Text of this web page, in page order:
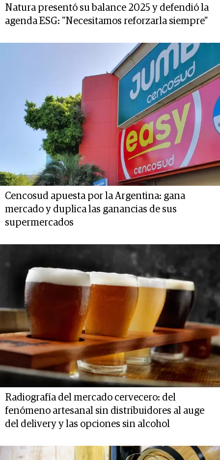
Natura presentó su balance 2025 y defendió la
agenda ESG: "Necesitamos reforzarla siempre"
Cencosud apuesta por la Argentina: gana
mercado y duplica las ganancias de sus
supermercados
Radiografía del mercado cervecero: del
fenómeno artesanal sin distribuidores al auge
del delivery y las opciones sin alcohol